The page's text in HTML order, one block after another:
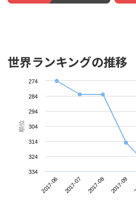
世界ランキングの推移
順位
2017-06 2017-07 2017-08 2017-09
274
284
294
304
314
324
334